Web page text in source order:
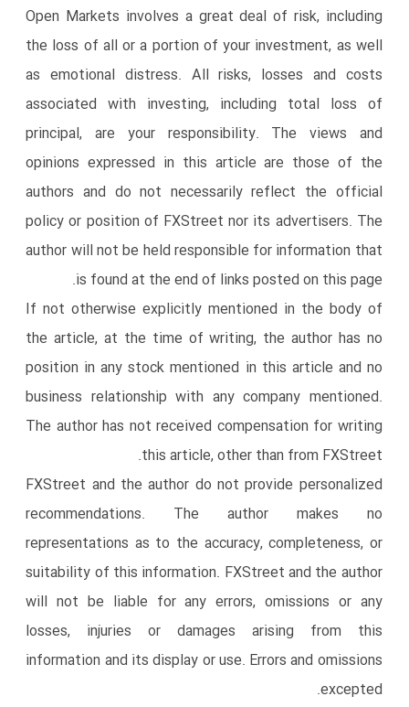
Open Markets involves a great deal of risk, including
the loss of all or a portion of your investment, as well
as emotional distress. All risks, losses and costs
associated with investing, including total loss of
principal, are your responsibility. The views and
opinions expressed in this article are those of the
authors and do not necessarily reflect the official
policy or position of FXStreet nor its advertisers. The
author will not be held responsible for information that
is found at the end of links posted on this page.
If not otherwise explicitly mentioned in the body of
the article, at the time of writing, the author has no
position in any stock mentioned in this article and no
business relationship with any company mentioned.
The author has not received compensation for writing
this article, other than from FXStreet.
FXStreet and the author do not provide personalized
recommendations. The author makes no
representations as to the accuracy, completeness, or
suitability of this information. FXStreet and the author
will not be liable for any errors, omissions or any
losses, injuries or damages arising from this
information and its display or use. Errors and omissions
excepted.